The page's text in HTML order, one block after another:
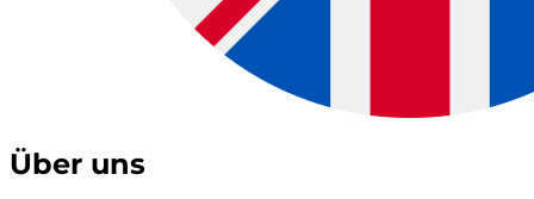
Über uns